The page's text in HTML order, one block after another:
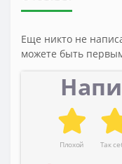
Еще никто не
можете быть
Плохой Так